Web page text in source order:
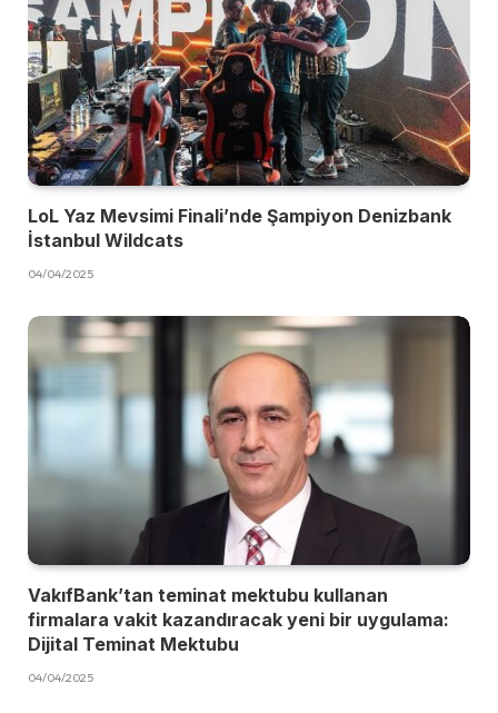
LoL Yaz Mevsimi Finali’nde Şampiyon Denizbank
İstanbul Wildcats
04/04/2025
VakıfBank’tan teminat mektubu kullanan
firmalara vakit kazandıracak yeni bir uygulama:
Dijital Teminat Mektubu
04/04/2025